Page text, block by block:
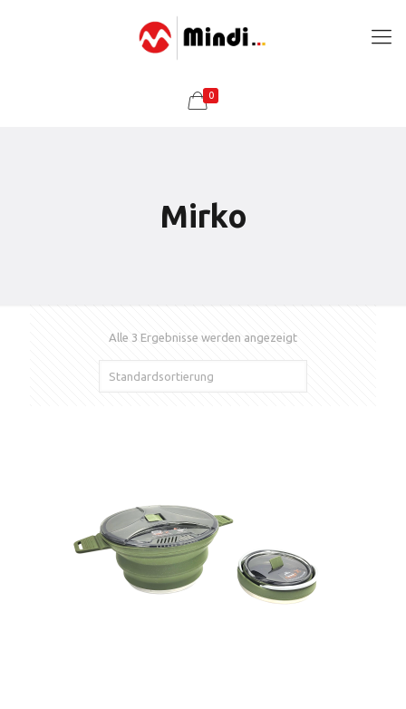
0
Mirko
Alle 3 Ergebnisse werden angezeigt